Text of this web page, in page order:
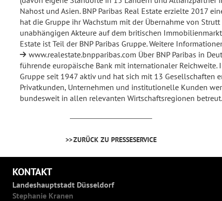
Nahost und Asien. BNP Paribas Real Estate erzielte 2017
hat die Gruppe ihr Wachstum mit der Übernahme von
unabhängigen Akteure auf dem britischen
Estate ist Teil der BNP Paribas Gruppe. Weitere
www.realestate.bnpparibas.com Über BNP Paribas in
führende europäische Bank mit internationaler Reichweite.
Gruppe seit 1947 aktiv und hat sich mit 13 Gesellschaften
Privatkunden, Unternehmen und institutionelle Kunden
bundesweit in allen relevanten Wirtschaftsregionen
ZURÜCK ZU PRESSESERVICE
KONTAKT
Landeshauptstadt Düsseldorf
Stephanie Kranen